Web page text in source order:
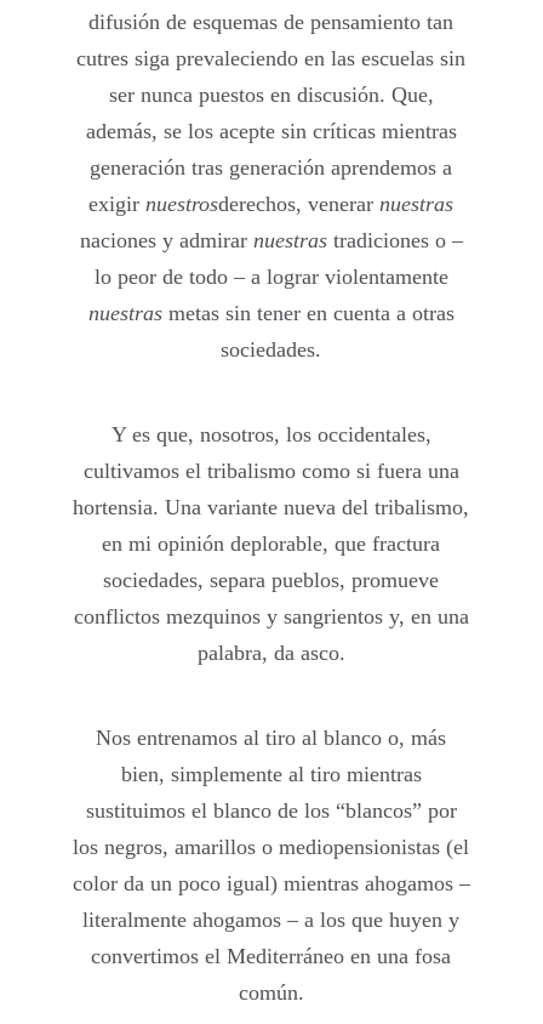
difusión de esquemas de pensamiento tan
cutres siga prevaleciendo en las escuelas sin
ser nunca puestos en discusión. Que,
además, se los acepte sin críticas mientras
generación tras generación aprendemos a
exigirnuestrosderechos, venerarnuestras
naciones y admirar nuestrastradiciones o –
lo peor de todo – a lograr violentamente
nuestrasmetas sin tener en cuenta a otras
sociedades.
Y es que, nosotros, los occidentales,
cultivamos el tribalismo como si fuera una
hortensia. Una variante nueva del tribalismo,
en mi opinión deplorable, que fractura
sociedades, separa pueblos, promueve
conflictos mezquinos y sangrientos y, en una
palabra, da asco.
Nos entrenamos al tiro al blanco o, más
bien, simplemente al tiro mientras
sustituimos el blanco de los “blancos” por
los negros, amarillos o mediopensionistas (el
color da un poco igual) mientras ahogamos –
literalmente ahogamos – a los que huyen y
convertimos el Mediterráneo en una fosa
común.